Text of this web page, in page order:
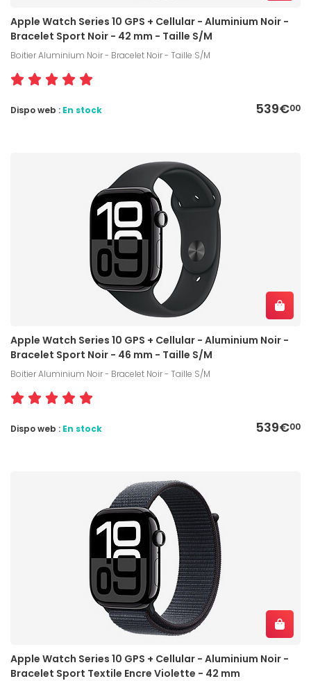
Apple Watch Series 10 GPS + Cellular - Aluminium Noir -
Bracelet Sport Noir - 42 mm - Taille S/M
Boitier Aluminium Noir - Bracelet Noir - Taille S/M
539€00
Dispo web : En stock
Apple Watch Series 10 GPS + Cellular - Aluminium Noir -
Bracelet Sport Noir - 46 mm - Taille S/M
Boitier Aluminium Noir - Bracelet Noir - Taille S/M
539€00
Dispo web : En stock
Apple Watch Series 10 GPS + Cellular - Aluminium Noir -
Bracelet Sport Textile Encre Violette - 42 mm